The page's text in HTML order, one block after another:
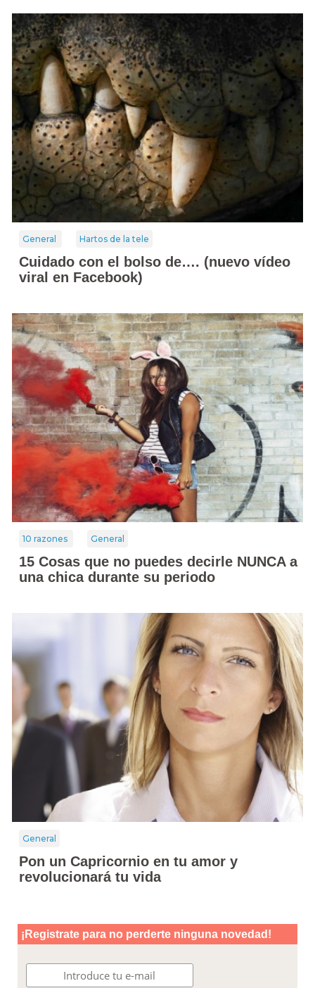
General Hartos de la tele
Cuidado con el bolso de…. (nuevo vídeo
viral en Facebook)
10 razones General
15 Cosas que no puedes decirle NUNCA a
una chica durante su periodo
General
Pon un Capricornio en tu amor y
revolucionará tu vida